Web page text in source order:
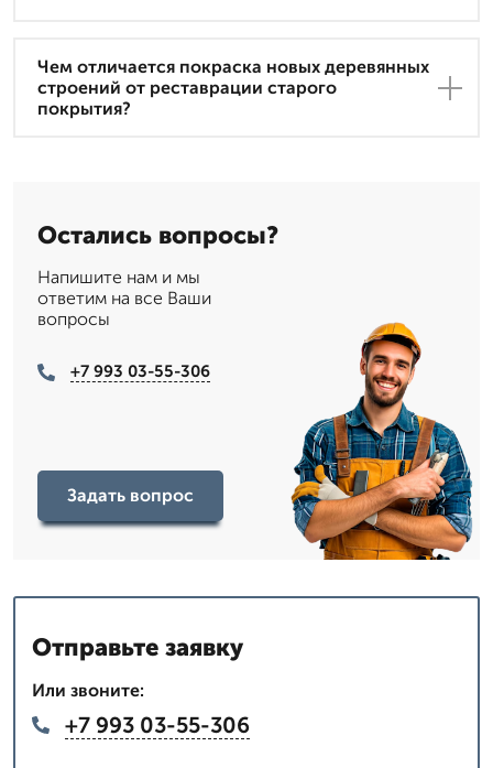
Чем отличается покраска новых деревянных
строений от реставрации старого
покрытия?
Остались вопросы?
Напишите нам и мы
ответим на все Ваши
вопросы
+7 993 03-55-306
Задать вопрос
Отправьте заявку
Или звоните:
+7 993 03-55-306